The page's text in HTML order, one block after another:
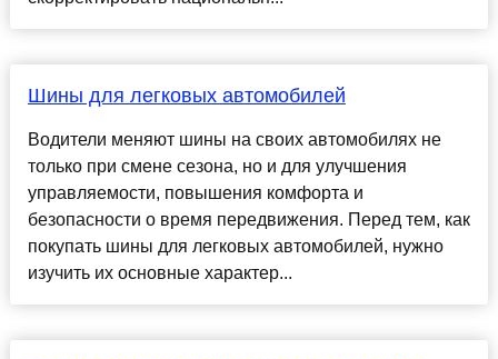
Шины для легковых автомобилей
Водители меняют шины на своих автомобилях не
только при смене сезона, но и для улучшения
управляемости, повышения комфорта и
безопасности о время передвижения. Перед тем, как
покупать шины для легковых автомобилей, нужно
изучить их основные характер...